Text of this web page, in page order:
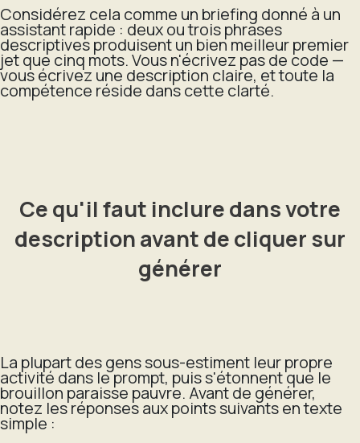
Considérez cela comme un briefing donné à un
assistant rapide : deux ou trois phrases
descriptives produisent un bien meilleur premier
jet que cinq mots. Vous n'écrivez pas de code —
vous écrivez une description claire, et toute la
compétence réside dans cette clarté.
Ce qu'il faut inclure dans votre
description avant de cliquer sur
générer
La plupart des gens sous-estiment leur propre
activité dans le prompt, puis s'étonnent que le
brouillon paraisse pauvre. Avant de générer,
notez les réponses aux points suivants en texte
simple :